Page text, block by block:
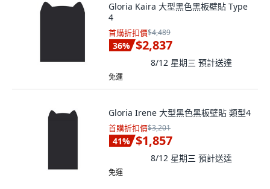
Gloria Kaira 大型黑色黑板壁貼 Type
4
首購折扣價$4,489
36% $2,837
8/12 星期三 預計送達
免運
Gloria Irene 大型黑色黑板壁貼 類型4
首購折扣價$3,201
41% $1,857
8/12 星期三 預計送達
免運